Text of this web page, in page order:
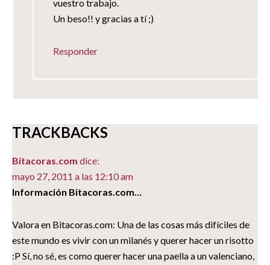
vuestro trabajo.
Un beso!! y gracias a tí ;)
Responder
TRACKBACKS
Bitacoras.com dice:
mayo 27, 2011 a las 12:10 am
Información Bitacoras.com…
Valora en Bitacoras.com: Una de las cosas más difíciles de
este mundo es vivir con un milanés y querer hacer un risotto
:P Sí, no sé, es como querer hacer una paella a un valenciano,